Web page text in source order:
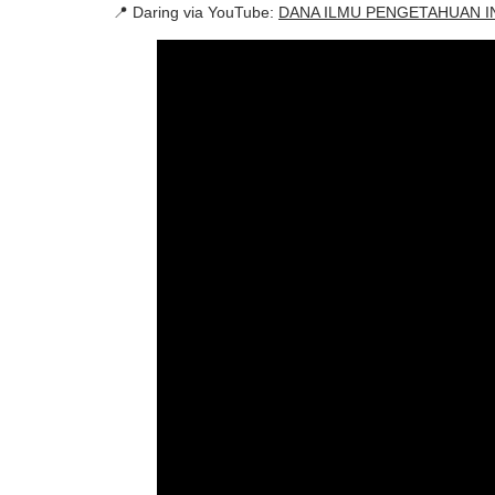
📍 Daring via YouTube: DANA ILMU PENGETAHUAN